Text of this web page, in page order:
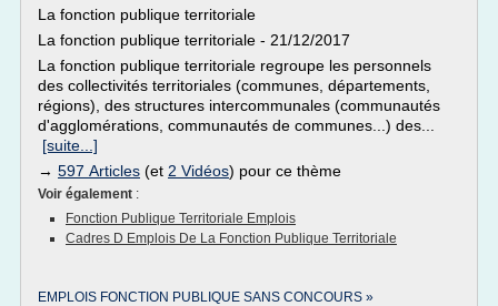
La fonction publique territoriale
La fonction publique territoriale - 21/12/2017
La fonction publique territoriale regroupe les personnels
des collectivités territoriales (communes, départements,
régions), des structures intercommunales (communautés
d'agglomérations, communautés de communes...) des...
[suite...]
→ 597 Articles (et 2 Vidéos) pour ce thème
Voir également :
Fonction Publique Territoriale Emplois
Cadres D Emplois De La Fonction Publique Territoriale
EMPLOIS FONCTION PUBLIQUE SANS CONCOURS »